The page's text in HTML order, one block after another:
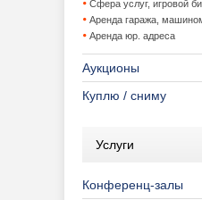
Сфера услуг, игровой
Аренда гаража,
Аренда юр. адреса
Аукционы
Куплю / сниму
Услуги
Конференц-залы